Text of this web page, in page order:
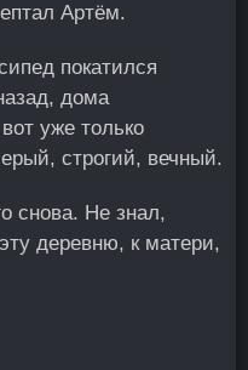
Артём.
покатился
дома
уже только
строгий, вечный.
снова. Не знал,
деревню, к матери,